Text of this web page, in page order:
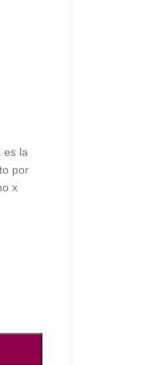
es la
por
x